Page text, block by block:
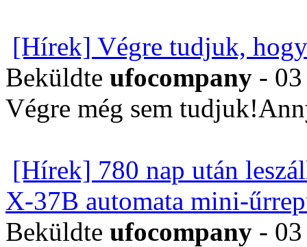
[Hírek] Végre tudjuk,
Beküldte ufocompany -
Végre még sem
[Hírek] 780 nap után
X-37B automata mini-
Beküldte ufocompany -